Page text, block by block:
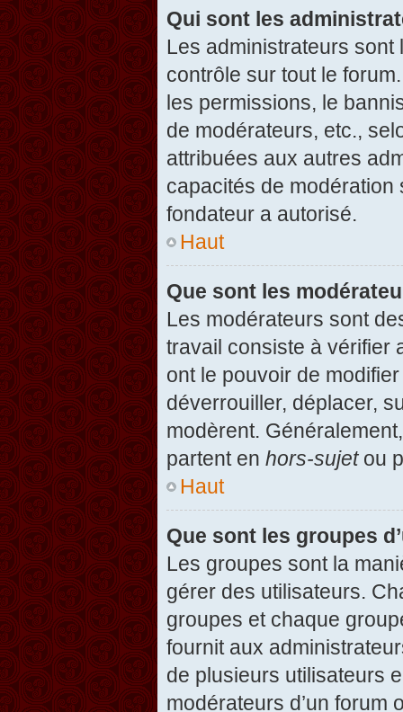
Qui sont les
Les administrateurs
contrôle sur tout le
les permissions, le
de modérateurs, etc.,
attribuées aux autres
capacités de modération
fondateur a autorisé.
Haut
Que sont les
Les modérateurs sont
travail consiste à vérifier
ont le pouvoir de
déverrouiller, déplacer,
modèrent.
partent en hors-sujetou
Haut
Que sont les groupes
Les groupes sont la
gérer des utilisateurs.
groupes et chaque
fournit aux
de plusieurs utilisateurs
modérateurs d’un forum